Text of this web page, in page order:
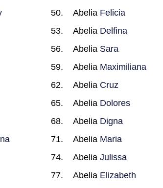
Abelia Felicia
Abelia Delfina
Abelia Sara
Abelia Maximiliana
Abelia Cruz
Abelia Dolores
Abelia Digna
Abelia Maria
Abelia Julissa
Abelia Elizabeth